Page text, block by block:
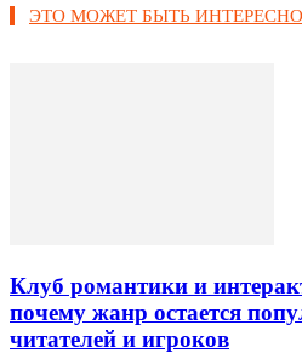
ЭТО МОЖЕТ БЫТЬ ИНТЕРЕСНО
Клуб романтики и
почему жанр остается
читателей и игроков